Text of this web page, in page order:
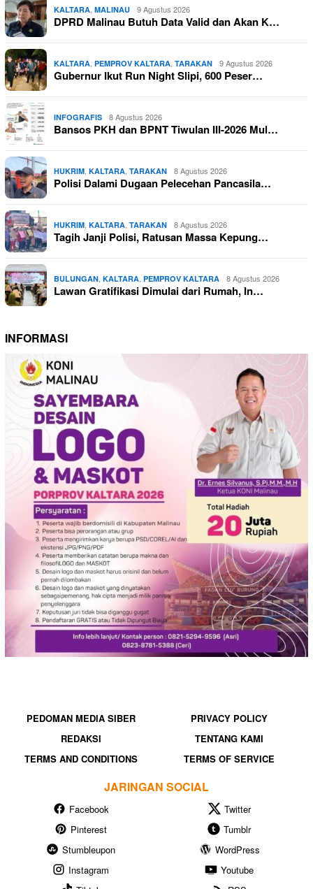
KALTARA, MALINAU 9 Agustus 2026
DPRD Malinau Butuh Data Valid dan Akan K…
KALTARA, PEMPROV KALTARA, TARAKAN 9 Agustus 2026
Gubernur Ikut Run Night Slipi, 600 Peser…
INFOGRAFIS 8 Agustus 2026
Bansos PKH dan BPNT Tiwulan III-2026 Mul…
HUKRIM, KALTARA, TARAKAN 8 Agustus 2026
Polisi Dalami Dugaan Pelecehan Pancasila…
HUKRIM, KALTARA, TARAKAN 8 Agustus 2026
Tagih Janji Polisi, Ratusan Massa Kepung…
BULUNGAN, KALTARA, PEMPROV KALTARA 8 Agustus 2026
Lawan Gratifikasi Dimulai dari Rumah, In…
INFORMASI
PEDOMAN MEDIA SIBER
PRIVACY POLICY
REDAKSI
TENTANG KAMI
TERMS AND CONDITIONS
TERMS OF SERVICE
JARINGAN SOCIAL
Facebook
Twitter
Pinterest
Tumblr
Stumbleupon
WordPress
Instagram
Youtube